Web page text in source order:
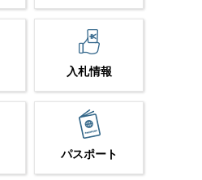
入札情報
パスポート